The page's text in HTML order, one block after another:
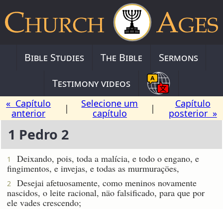
Bible Studies The Bible
Sermons
Testimony videos
« Capítulo
anterior
|
Selecione um
capítulo
|
Capítulo
posterior »
1 Pedro 2
1
Deixando, pois, toda a malícia, e todo o engano, e
fingimentos, e invejas, e todas as murmuraçöes,
2
Desejai afetuosamente, como meninos novamente
nascidos, o leite racional, näo falsificado, para que por
ele vades crescendo;